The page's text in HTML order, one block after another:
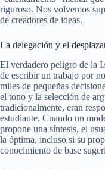
riguroso. Nos volvemos
de creadores de ideas.
La delegación y el
El verdadero peligro de la
de escribir un trabajo por
miles de pequeñas
el tono y la selección de
tradicionalmente, eran
estudiante. Cuando un
propone una síntesis, el
la óptima, incluso si su
conocimiento de base